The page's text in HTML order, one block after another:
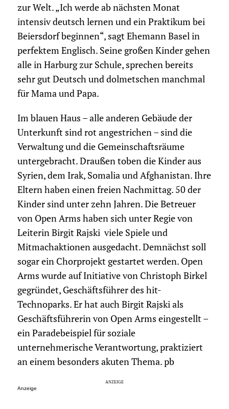
zur Welt. „Ich werde ab nächsten Monat
intensiv deutsch lernen und ein Praktikum bei
Beiersdorf beginnen“, sagt Ehemann Basel in
perfektem Englisch. Seine großen Kinder gehen
alle in Harburg zur Schule, sprechen bereits
sehr gut Deutsch und dolmetschen manchmal
für Mama und Papa.
Im blauen Haus – alle anderen Gebäude der
Unterkunft sind rot angestrichen – sind die
Verwaltung und die Gemeinschaftsräume
untergebracht. Draußen toben die Kinder aus
Syrien, dem Irak, Somalia und Afghanistan. Ihre
Eltern haben einen freien Nachmittag. 50 der
Kinder sind unter zehn Jahren. Die Betreuer
von Open Arms haben sich unter Regie von
Leiterin Birgit Rajski viele Spiele und
Mitmachaktionen ausgedacht. Demnächst soll
sogar ein Chorprojekt gestartet werden. Open
Arms wurde auf Initiative von Christoph Birkel
gegründet, Geschäftsführer des hit-
Technoparks. Er hat auch Birgit Rajski als
Geschäftsführerin von Open Arms eingestellt –
ein Paradebeispiel für soziale
unternehmerische Verantwortung, praktiziert
an einem besonders akuten Thema. pb
Anzeige